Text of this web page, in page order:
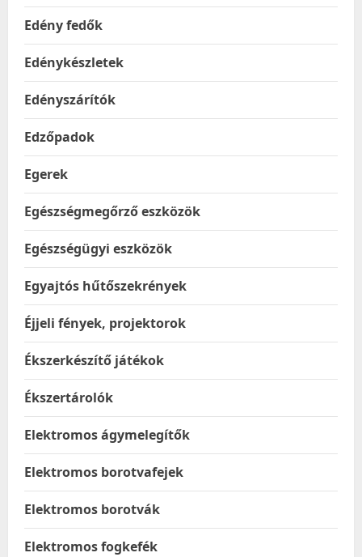
Edény fedők
Edénykészletek
Edényszárítók
Edzőpadok
Egerek
Egészségmegőrző eszközök
Egészségügyi eszközök
Egyajtós hűtőszekrények
Éjjeli fények, projektorok
Ékszerkészítő játékok
Ékszertárolók
Elektromos ágymelegítők
Elektromos borotvafejek
Elektromos borotvák
Elektromos fogkefék